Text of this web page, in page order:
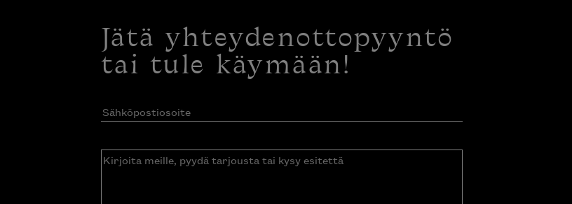
Jätä yhteydenottopyyntö
tai tule käymään!
Sähköpostiosoite(Pakollinen)
Kirjoita